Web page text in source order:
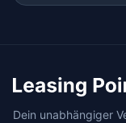
Dein unabhängiger